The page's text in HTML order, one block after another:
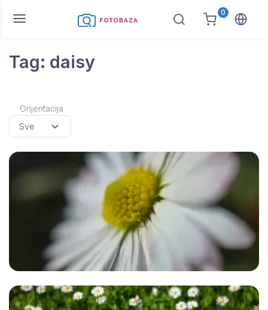
0
Tag: daisy
Orijentacija